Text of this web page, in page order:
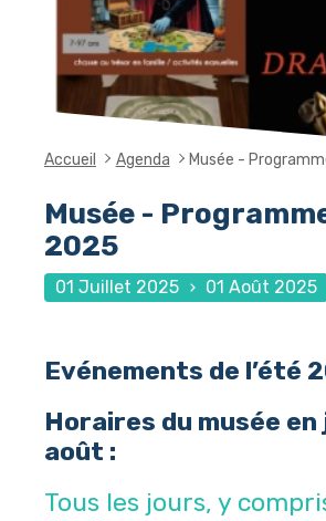
Accueil Agenda Musée -
Musée -
2025
01 Juillet 2025 01 Août 2025
Evénements de l’été
Horaires du musée
août :
Tous les jours, y